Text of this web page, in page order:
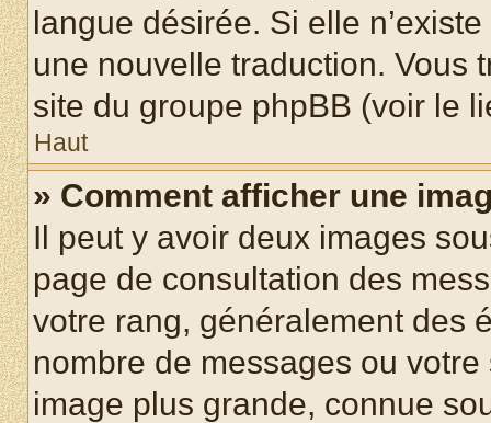
langue désirée. Si elle
une nouvelle traduction. Vous
site du groupe phpBB (voir le
Haut
» Comment afficher une
Il peut y avoir deux images
page de consultation des
votre rang, généralement des
nombre de messages ou
image plus grande, connue